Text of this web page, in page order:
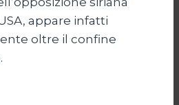
appare infatti
oltre il confine